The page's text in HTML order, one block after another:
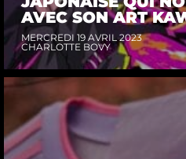
AVEC SON ART
MERCREDI 19 AVRIL 2023
CHARLOTTE BOVY